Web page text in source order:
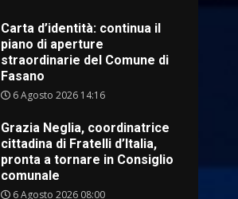
Grazia Neglia, coordinatrice
cittadina di Fratelli d’Italia,
pronta a tornare in Consiglio
comunale
6 Agosto 2026 08:00
Cura dei beni comuni e
cittadinanza attiva: online
l’avviso per la gestione
condivisa della Villetta di
Laureto